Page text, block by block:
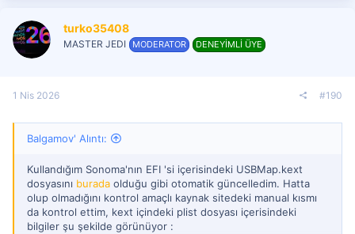
turko35408
MASTER JEDI MODERATOR DENEYİMLİ ÜYE
1 Nis 2026 #190
Balgamov' Alıntı:
Kullandığım Sonoma'nın EFI 'si içerisindeki USBMap.kext
dosyasını burada olduğu gibi otomatik güncelledim. Hatta
olup olmadığını kontrol amaçlı kaynak sitedeki manual kısmı
da kontrol ettim, kext içindeki plist dosyası içerisindeki
bilgiler şu şekilde görünüyor :